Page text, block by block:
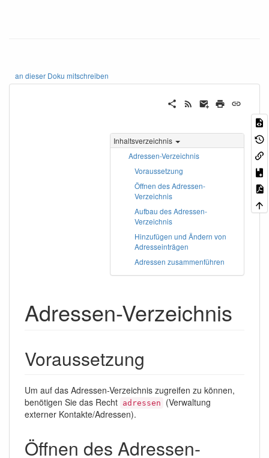
an dieser Doku mitschreiben
Inhaltsverzeichnis
Adressen-Verzeichnis
Voraussetzung
Öffnen des Adressen-
Verzeichnis
Aufbau des Adressen-
Verzeichnis
Hinzufügen und Ändern von
Adresseinträgen
Adressen zusammenführen
Adressen-Verzeichnis
Voraussetzung
Um auf das Adressen-Verzeichnis zugreifen zu können,
benötigen Sie das Recht adressen
(Verwaltung
externer Kontakte/Adressen).
Öffnen des Adressen-